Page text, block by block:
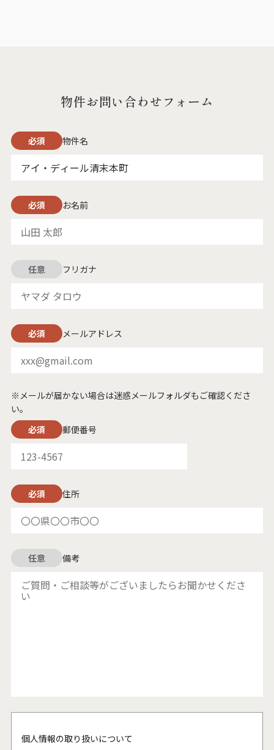
物件お問い合わせフォーム
物件名
必須
お名前
必須
フリガナ
任意
メールアドレス
必須
※メールが届かない場合は迷惑メールフォルダもご確認くださ
い。
郵便番号
必須
住所
必須
備考
任意
個人情報の取り扱いについて